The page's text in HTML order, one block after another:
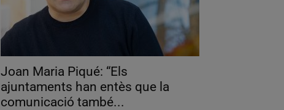
Joan Maria Piqué: “Els
ajuntaments han entès que la
comunicació també...